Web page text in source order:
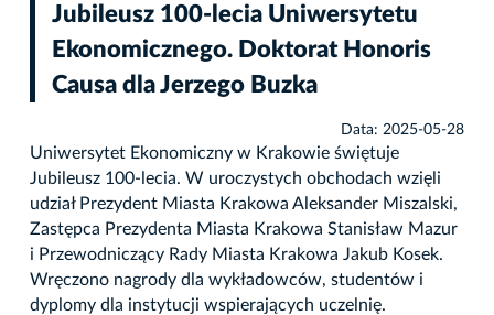
Jubileusz 100-lecia Uniwersytetu
Ekonomicznego. Doktorat Honoris
Causa dla Jerzego Buzka
Data: 2025-05-28
Uniwersytet Ekonomiczny w Krakowie świętuje
Jubileusz 100-lecia. W uroczystych obchodach wzięli
udział Prezydent Miasta Krakowa Aleksander Miszalski,
Zastępca Prezydenta Miasta Krakowa Stanisław Mazur
i Przewodniczący Rady Miasta Krakowa Jakub Kosek.
Wręczono nagrody dla wykładowców, studentów i
dyplomy dla instytucji wspierających uczelnię.